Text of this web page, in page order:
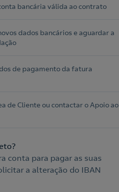
bancária válida ao contrato
dados bancários e aguardar a
de pagamento da fatura
de Cliente ou contactar o Apoio ao
conta para pagar as suas
a alteração do IBAN